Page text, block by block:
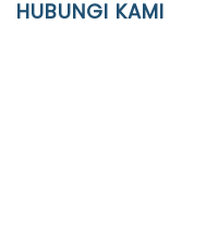
HUBUNGI KAMI